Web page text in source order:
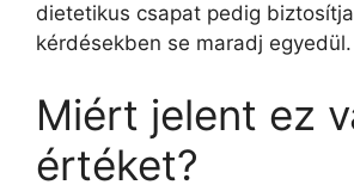
dietetikus csapat pedig
kérdésekben se maradj egyedül.
Miért jelent ez
értéket?